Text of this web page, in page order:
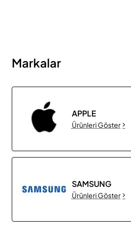
Markalar
APPLE
Ürünleri Göster
SAMSUNG
Ürünleri Göster